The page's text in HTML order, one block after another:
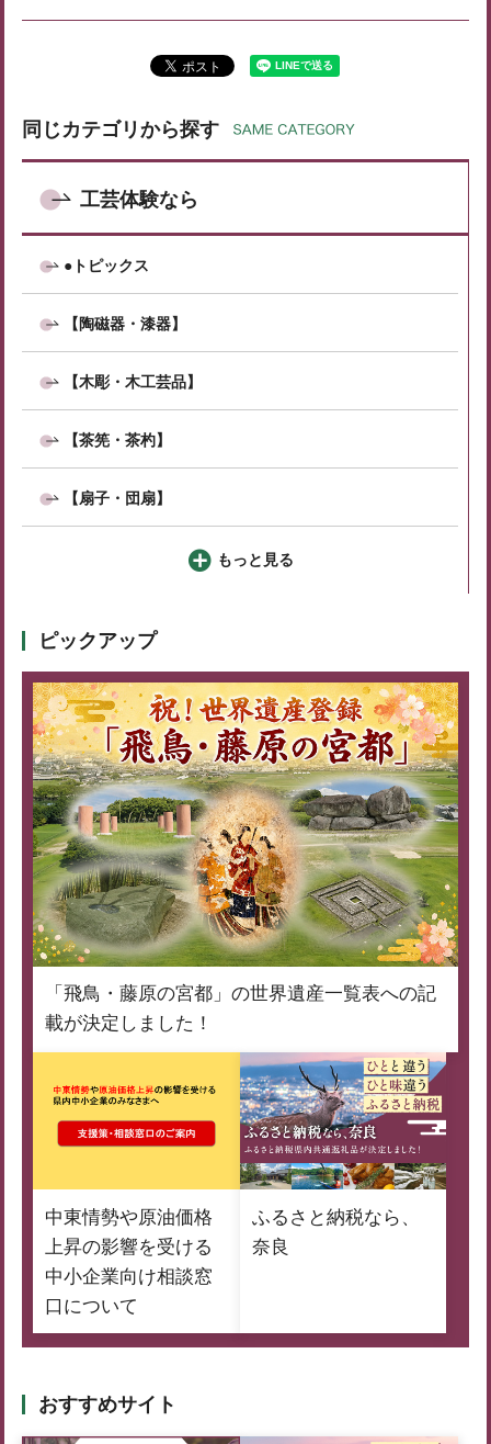
同じカテゴリから探す
工芸体験なら
●トピックス
【陶磁器・漆器】
【木彫・木工芸品】
【茶筅・茶杓】
【扇子・団扇】
もっと見る
ピックアップ
「飛鳥・藤原の宮都」の世界遺産一覧表への記
載が決定しました！
中東情勢や原油価格
上昇の影響を受ける
中小企業向け相談窓
口について
ふるさと納税なら、
奈良
おすすめサイト